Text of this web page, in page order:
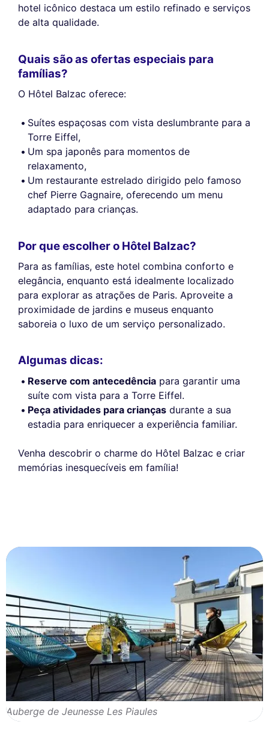
anúncios publicitários que lhe são apresentados. Pode aceitar, rejeitar
ou gerir as suas preferências a qualquer momento.
Nunca! Deixe-me ver Ok para mim
hotel icônico destaca um estilo refinado e serviços
de alta qualidade.
Quais são as ofertas especiais para
famílias?
O Hôtel Balzac oferece:
Suítes espaçosas com vista deslumbrante para a
Torre Eiffel,
Um spa japonês para momentos de
relaxamento,
Um restaurante estrelado dirigido pelo famoso
chef Pierre Gagnaire, oferecendo um menu
adaptado para crianças.
Por que escolher o Hôtel Balzac?
Para as famílias, este hotel combina conforto e
elegância, enquanto está idealmente localizado
para explorar as atrações de Paris. Aproveite a
proximidade de jardins e museus enquanto
saboreia o luxo de um serviço personalizado.
Algumas dicas:
Reserve com antecedência para garantir uma
suíte com vista para a Torre Eiffel.
Peça atividades para crianças durante a sua
estadia para enriquecer a experiência familiar.
Venha descobrir o charme do Hôtel Balzac e criar
memórias inesquecíveis em família!
Auberge de Jeunesse Les Piaules